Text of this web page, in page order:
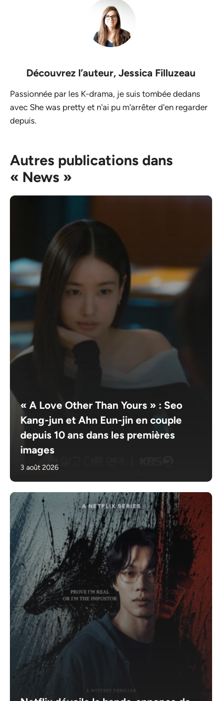
Découvrez l’auteur, Jessica Filluzeau
Passionnée par les K-drama, je suis tombée dedans
avec She was pretty et n'ai pu m'arrêter d'en regarder
depuis.
Autres publications dans
« News »
« A Love Other Than Yours » : Seo
Kang-jun et Ahn Eun-jin en couple
depuis 10 ans dans les premières
images
3 août 2026